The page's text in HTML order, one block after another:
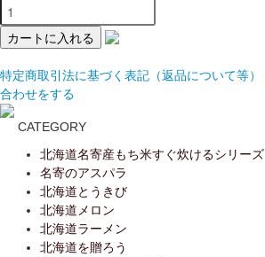
特定商取引法に基づく表記（返品について等）
合わせをする
CATEGORY
北海道名寄産もち米すぐ炊けるシリーズ
名寄のアスパラ
北海道とうきび
北海道メロン
北海道ラーメン
北海道を贈ろう